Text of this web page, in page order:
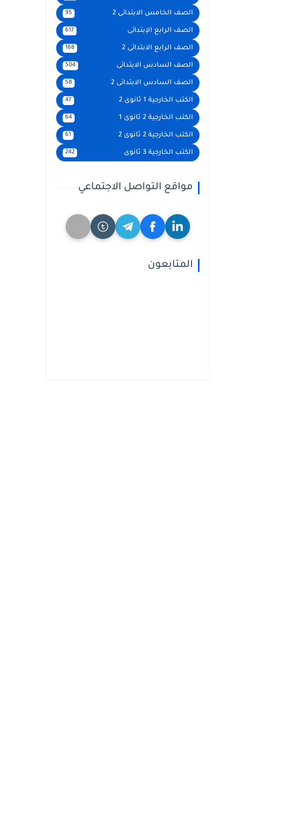
الصف الخامس الابتدائى 2 95
الصف الرابع الإبتدائى 617
الصف الرابع الابتدائى 2 168
الصف السادس الابتدائى 504
الصف السادس الابتدائى 2 58
الكتب الخارجية 1 ثانوى 2 47
الكتب الخارجية 2 ثانوى 1 64
الكتب الخارجية 2 ثانوى 2 61
الكتب الخارجية 3 ثانوى 242
مواقع التواصل الاجتماعي
المتابعون